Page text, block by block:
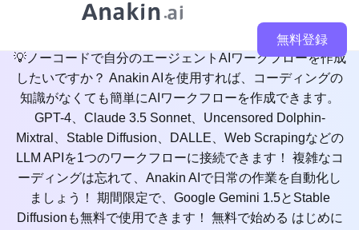
無料登録
ロイする方法
💡ノーコードで自分のエージェントAIワークフローを作成
したいですか？ Anakin AIを使用すれば、コーディングの
知識がなくても簡単にAIワークフローを作成できます。
GPT-4、Claude 3.5 Sonnet、Uncensored Dolphin-
Mixtral、Stable Diffusion、DALLE、Web Scrapingなどの
LLM APIを1つのワークフローに接続できます！ 複雑なコ
ーディングは忘れて、Anakin AIで日常の作業を自動化し
ましょう！ 期間限定で、Google Gemini 1.5とStable
Diffusionも無料で使用できます！ 無料で始める はじめに